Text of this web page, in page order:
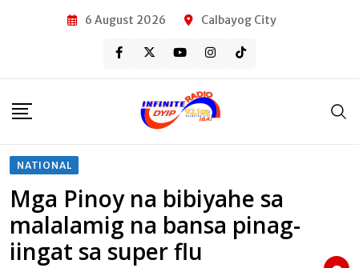
6 August 2026 Calbayog City
NATIONAL
Mga Pinoy na bibiyahe sa
malalamig na bansa pinag-
iingat sa super flu